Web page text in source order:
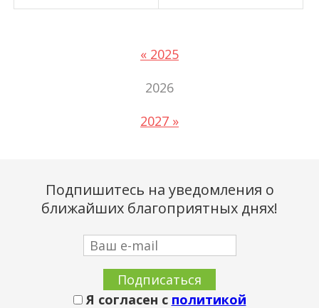
« 2025
2026
2027 »
Подпишитесь на уведомления о
ближайших благоприятных днях!
Я согласен с политикой